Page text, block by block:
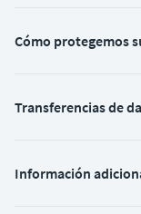
Cómo protegemos
Transferencias de
Información